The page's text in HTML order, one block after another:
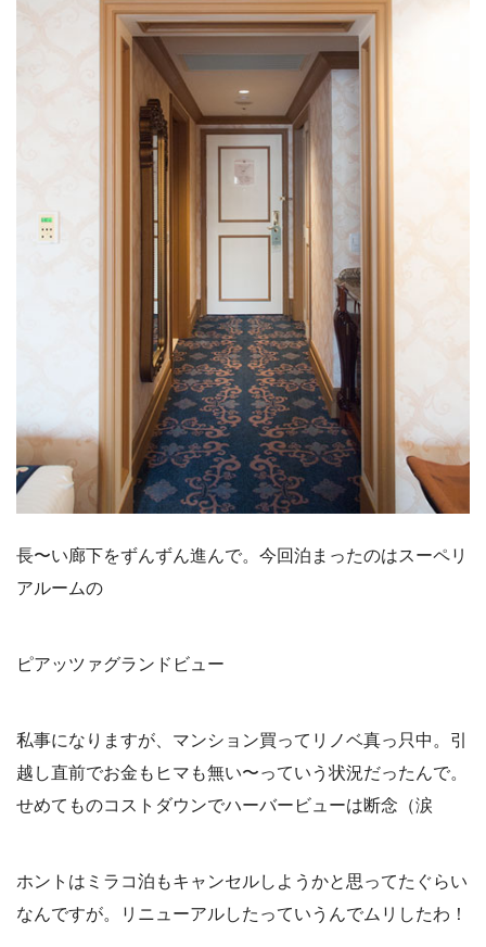
長〜い廊下をずんずん進んで。今回泊まったのはスーペリ
アルームの
ピアッツァグランドビュー
私事になりますが、マンション買ってリノベ真っ只中。引
越し直前でお金もヒマも無い〜っていう状況だったんで。
せめてものコストダウンでハーバービューは断念（涙
ホントはミラコ泊もキャンセルしようかと思ってたぐらい
なんですが。リニューアルしたっていうんでムリしたわ！